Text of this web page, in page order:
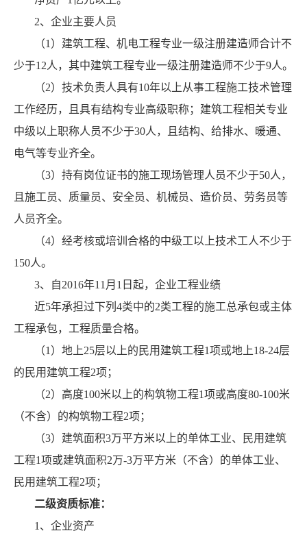
2、企业主要人员
（1）建筑工程、机电工程专业一级注册建造师合计不
少于12人，其中建筑工程专业一级注册建造师不少于9人。
（2）技术负责人具有10年以上从事工程施工技术管理
工作经历，且具有结构专业高级职称；建筑工程相关专业
中级以上职称人员不少于30人，且结构、给排水、暖通、
电气等专业齐全。
（3）持有岗位证书的施工现场管理人员不少于50人，
且施工员、质量员、安全员、机械员、造价员、劳务员等
人员齐全。
（4）经考核或培训合格的中级工以上技术工人不少于
150人。
3、自2016年11月1日起，企业工程业绩
近5年承担过下列4类中的2类工程的施工总承包或主体
工程承包，工程质量合格。
（1）地上25层以上的民用建筑工程1项或地上18-24层
的民用建筑工程2项；
（2）高度100米以上的构筑物工程1项或高度80-100米
（不含）的构筑物工程2项；
（3）建筑面积3万平方米以上的单体工业、民用建筑
工程1项或建筑面积2万-3万平方米（不含）的单体工业、
民用建筑工程2项；
二级资质标准：
1、企业资产